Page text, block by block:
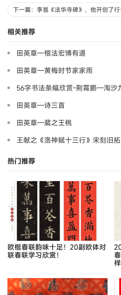
相关推荐
田英章—楷法宏博有道
田英章—黄梅时节家家雨
56字书法条幅欣赏-荆霄鹏—淘沙
田英章—诗三首
田英章—葳之王桃
王献之《洛神赋十三行》宋刻旧
热门推荐
欧楷春联韵味十足！20副欧体对
联春联学习欣赏！